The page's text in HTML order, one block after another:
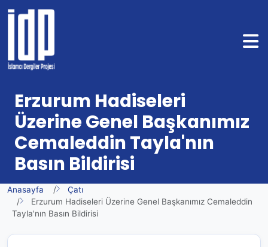
Erzurum Hadiseleri
Üzerine Genel Başkanımız
Cemaleddin Tayla'nın
Basın Bildirisi
Anasayfa
Çatı
Erzurum Hadiseleri Üzerine Genel Başkanımız Cemaleddin
Tayla'nın Basın Bildirisi